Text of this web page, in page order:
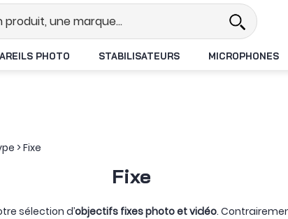
PHOTO STABILISATEURS MICROPHONES
>Fixe
Fixe
sélection d’objectifs fixes photo et vidéo.